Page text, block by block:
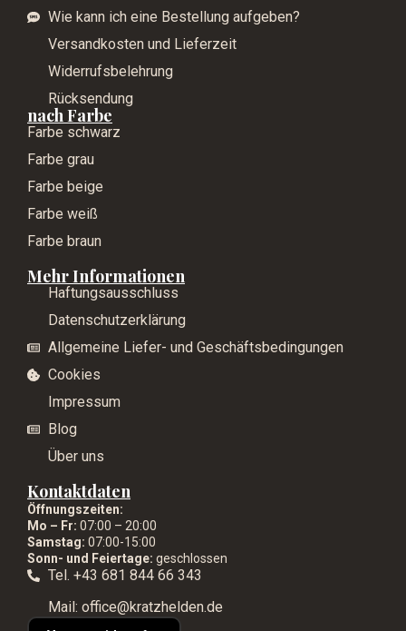
Wie kann ich eine Bestellung aufgeben?
Versandkosten und Lieferzeit
Widerrufsbelehrung
Rücksendung
nach Farbe
Farbe schwarz
Farbe grau
Farbe beige
Farbe weiß
Farbe braun
Mehr Informationen
Haftungsausschluss
Datenschutzerklärung
Allgemeine Liefer- und Geschäftsbedingungen
Cookies
Impressum
Blog
Über uns
Kontaktdaten
Öffnungszeiten:
Mo – Fr: 07:00 – 20:00
Samstag: 07:00-15:00
Sonn- und Feiertage: geschlossen
Tel. +43 681 844 66 343
Mail: office@kratzhelden.de